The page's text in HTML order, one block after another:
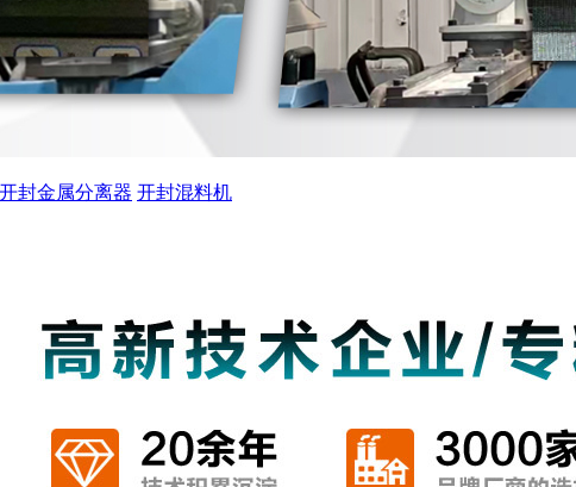
开封金属分离器 开封混料机